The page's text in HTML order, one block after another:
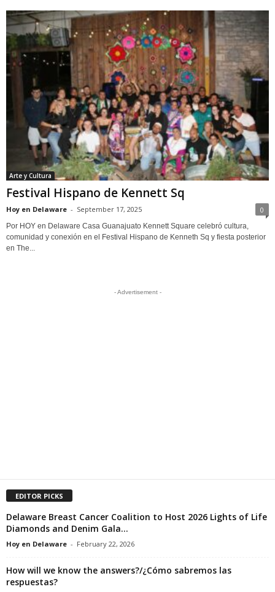
Arte y Cultura
Festival Hispano de Kennett Sq
Hoy en Delaware - September 17, 2025 0
Por HOY en Delaware Casa Guanajuato Kennett Square celebró cultura,
comunidad y conexión en el Festival Hispano de Kenneth Sq y fiesta posterior
en The...
- Advertisement -
EDITOR PICKS
Delaware Breast Cancer Coalition to Host 2026 Lights of Life
Diamonds and Denim Gala...
Hoy en Delaware - February 22, 2026
How will we know the answers?/¿Cómo sabremos las
respuestas?